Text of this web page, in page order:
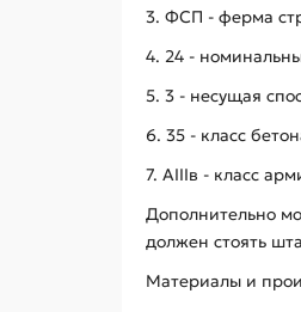
3. ФСП - ферма
4. 24 -
5. 3 - несущая
6. 35 - класс
7. AIIIв - класс
Дополнительно
должен стоять
Материалы и